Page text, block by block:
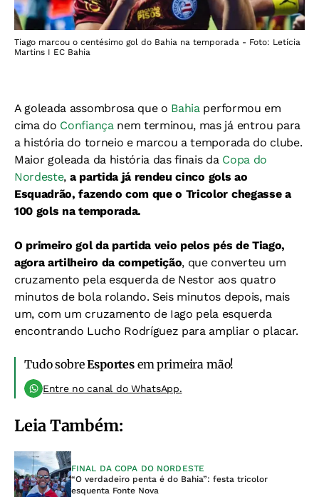
Tiago marcou o centésimo gol do Bahia na temporada - Foto: Letícia
Martins I EC Bahia
A goleada assombrosa que o Bahiaperformou em
cima do Confiançanem terminou, mas já entrou para
a história do torneio e marcou a temporada do clube.
Maior goleada da história das finais da Copa do
Nordeste, a partida já rendeu cinco gols ao
Esquadrão, fazendo com que o Tricolor chegasse a
100 gols na temporada.
O primeiro gol da partida veio pelos pés de Tiago,
agora artilheiro da competição, que converteu um
cruzamento pela esquerda de Nestor aos quatro
minutos de bola rolando. Seis minutos depois, mais
um, com um cruzamento de Iago pela esquerda
encontrando Lucho Rodríguez para ampliar o placar.
Tudo sobreEsportesem primeira mão!
Entre no canal do WhatsApp.
Leia Também:
FINAL DA COPA DO NORDESTE
“O verdadeiro penta é do Bahia”: festa tricolor
esquenta Fonte Nova